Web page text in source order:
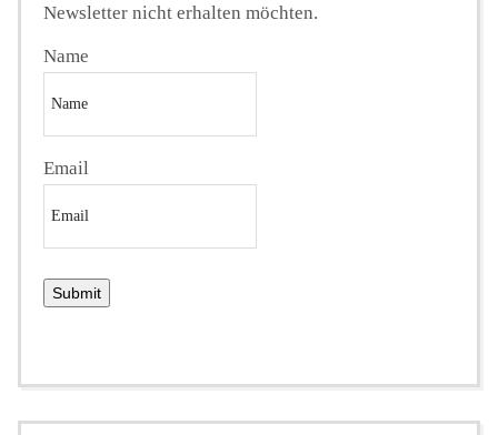
Newsletter nicht erhalten möchten.
Name
Email